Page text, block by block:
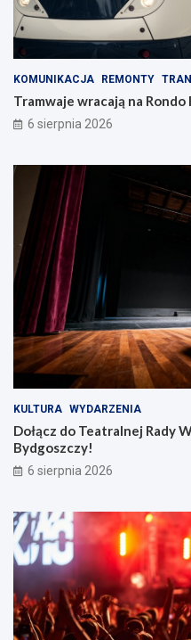
KOMUNIKACJA REMONTY
Tramwaje wracają na
6 sierpnia 2026
KULTURA WYDARZENIA
Dołącz do Teatralnej Rady
Bydgoszczy!
6 sierpnia 2026